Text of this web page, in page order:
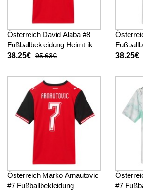
Österreich David Alaba #8
Fußballbekleidung Heimtrikot
WM 2026 Kurzarm
38.25€ 95.63€ 38.25€
Österreich Marko Arnautovic
#7 Fußballbekleidung
#7